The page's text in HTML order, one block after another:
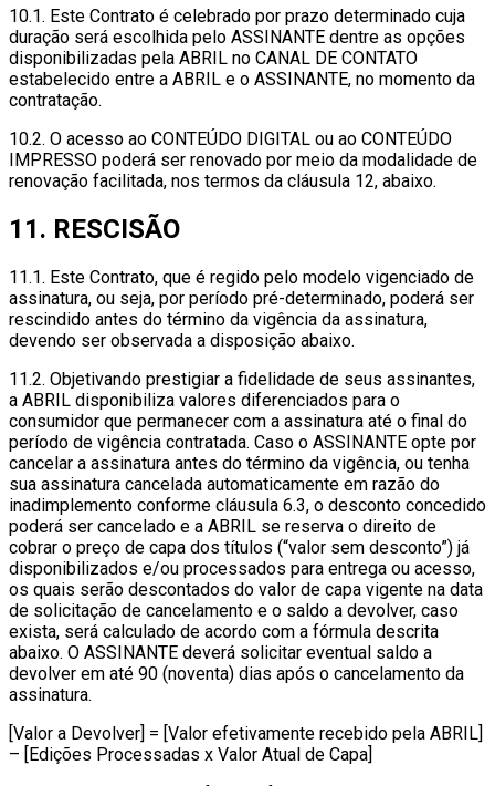
10.1. Este Contrato é celebrado por prazo determinado cuja
duração será escolhida pelo ASSINANTE dentre as opções
disponibilizadas pela ABRIL no CANAL DE CONTATO
estabelecido entre a ABRIL e o ASSINANTE, no momento da
contratação.
10.2. O acesso ao CONTEÚDO DIGITAL ou ao CONTEÚDO
IMPRESSO poderá ser renovado por meio da modalidade de
renovação facilitada, nos termos da cláusula 12, abaixo.
11. RESCISÃO
11.1. Este Contrato, que é regido pelo modelo vigenciado de
assinatura, ou seja, por período pré-determinado, poderá ser
rescindido antes do término da vigência da assinatura,
devendo ser observada a disposição abaixo.
11.2. Objetivando prestigiar a fidelidade de seus assinantes,
a ABRIL disponibiliza valores diferenciados para o
consumidor que permanecer com a assinatura até o final do
período de vigência contratada. Caso o ASSINANTE opte por
cancelar a assinatura antes do término da vigência, ou tenha
sua assinatura cancelada automaticamente em razão do
inadimplemento conforme cláusula 6.3, o desconto concedido
poderá ser cancelado e a ABRIL se reserva o direito de
cobrar o preço de capa dos títulos (“valor sem desconto”) já
disponibilizados e/ou processados para entrega ou acesso,
os quais serão descontados do valor de capa vigente na data
de solicitação de cancelamento e o saldo a devolver, caso
exista, será calculado de acordo com a fórmula descrita
abaixo. O ASSINANTE deverá solicitar eventual saldo a
devolver em até 90 (noventa) dias após o cancelamento da
assinatura.
[Valor a Devolver] = [Valor efetivamente recebido pela ABRIL]
– [Edições Processadas x Valor Atual de Capa]